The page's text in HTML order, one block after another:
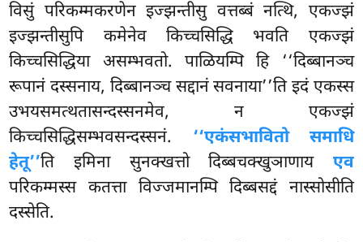
विसुं परिकम्मकरणेन इज्झन्तीसु वत्तब्बं नत्थि, एकज्झं
इज्झन्तीसुपि कमेनेव किच्चसिद्धि भवति एकज्झं
किच्चसिद्धिया असम्भवतो. पाळियम्पि हि ‘‘दिब्बानञ्च
रूपानं दस्सनाय, दिब्बानञ्च सद्दानं सवनाया’’ति इदं एकस्स
उभयसमत्थतासन्दस्सनमेव, न एकज्झं
किच्चसिद्धिसम्भवसन्दस्सनं. ‘‘एकंसभावितो समाधि
हेतू’’ति इमिना सुनक्खत्तो दिब्बचक्खुञाणाय एव
परिकम्मस्स कतत्ता विज्जमानम्पि दिब्बसद्दं नास्सोसीति
दस्सेति.